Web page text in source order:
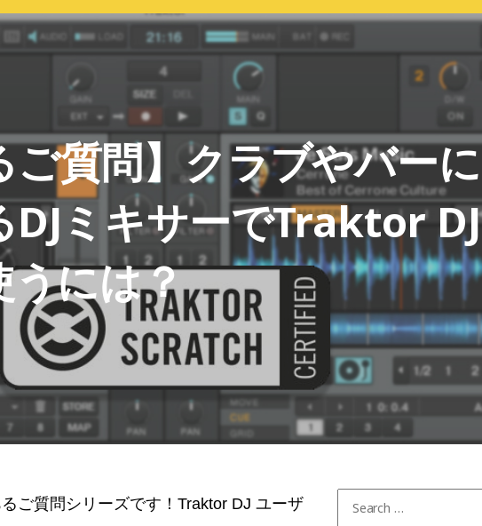
ご質問】クラブやバーに
DJミキサーでTraktor DJ
うには？
ご質問シリーズです！Traktor DJ ユーザ
for: